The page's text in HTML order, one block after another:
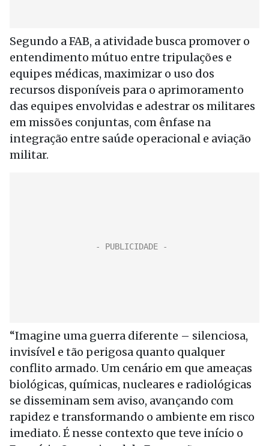
Segundo a FAB, a atividade busca promover o
entendimento mútuo entre tripulações e
equipes médicas, maximizar o uso dos
recursos disponíveis para o aprimoramento
das equipes envolvidas e adestrar os militares
em missões conjuntas, com ênfase na
integração entre saúde operacional e aviação
militar.
“Imagine uma guerra diferente – silenciosa,
invisível e tão perigosa quanto qualquer
conflito armado. Um cenário em que ameaças
biológicas, químicas, nucleares e radiológicas
se disseminam sem aviso, avançando com
rapidez e transformando o ambiente em risco
imediato. É nesse contexto que teve início o